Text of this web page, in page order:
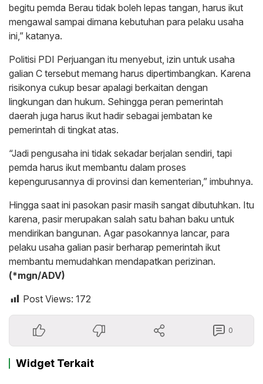
begitu pemda Berau tidak boleh lepas tangan, harus ikut
mengawal sampai dimana kebutuhan para pelaku usaha
ini,” katanya.
Politisi PDI Perjuangan itu menyebut, izin untuk usaha
galian C tersebut memang harus dipertimbangkan. Karena
risikonya cukup besar apalagi berkaitan dengan
lingkungan dan hukum. Sehingga peran pemerintah
daerah juga harus ikut hadir sebagai jembatan ke
pemerintah di tingkat atas.
“Jadi pengusaha ini tidak sekadar berjalan sendiri, tapi
pemda harus ikut membantu dalam proses
kepengurusannya di provinsi dan kementerian,” imbuhnya.
Hingga saat ini pasokan pasir masih sangat dibutuhkan. Itu
karena, pasir merupakan salah satu bahan baku untuk
mendirikan bangunan. Agar pasokannya lancar, para
pelaku usaha galian pasir berharap pemerintah ikut
membantu memudahkan mendapatkan perizinan.
(*mgn/ADV)
Post Views: 172
0
Widget Terkait